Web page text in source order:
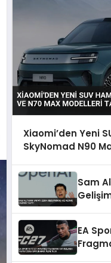
Xiaomi’den Yeni
SkyNomad N90
Sam
EA